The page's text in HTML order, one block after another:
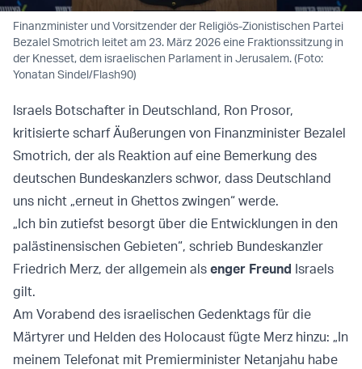
Finanzminister und Vorsitzender der Religiös-Zionistischen Partei
Bezalel Smotrich leitet am 23. März 2026 eine Fraktionssitzung in
der Knesset, dem israelischen Parlament in Jerusalem. (Foto:
Yonatan Sindel/Flash90)
Israels Botschafter in Deutschland, Ron Prosor,
kritisierte scharf Äußerungen von Finanzminister Bezalel
Smotrich, der als Reaktion auf eine Bemerkung des
deutschen Bundeskanzlers schwor, dass Deutschland
uns nicht „erneut in Ghettos zwingen“ werde.
„Ich bin zutiefst besorgt über die Entwicklungen in den
palästinensischen Gebieten“, schrieb Bundeskanzler
Friedrich Merz, der allgemein als enger Freund Israels
gilt.
Am Vorabend des israelischen Gedenktags für die
Märtyrer und Helden des Holocaust fügte Merz hinzu: „In
meinem Telefonat mit Premierminister Netanjahu habe